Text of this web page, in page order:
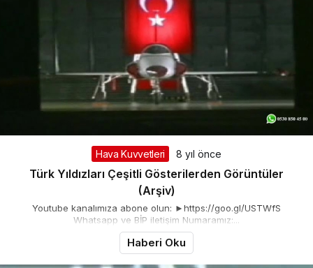
Hava Kuvvetleri 8 yıl önce
Türk Yıldızları Çeşitli Gösterilerden Görüntüler
(Arşiv)
Youtube kanalımıza abone olun: ►https://goo.gl/USTWfS
Whatsapp ve BİP iletişim Numaramız:...
Haberi Oku